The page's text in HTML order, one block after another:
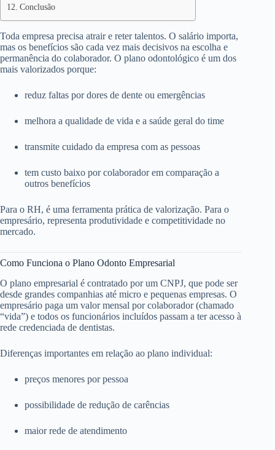
Conclusão
Toda empresa precisa atrair e reter talentos. O salário importa,
mas os benefícios são cada vez mais decisivos na escolha e
permanência do colaborador. O plano odontológico é um dos
mais valorizados porque:
reduz faltas por dores de dente ou emergências
melhora a qualidade de vida e a saúde geral do time
transmite cuidado da empresa com as pessoas
tem custo baixo por colaborador em comparação a
outros benefícios
Para o RH, é uma ferramenta prática de valorização. Para o
empresário, representa produtividade e competitividade no
mercado.
Como Funciona o Plano Odonto Empresarial
O plano empresarial é contratado por um CNPJ, que pode ser
desde grandes companhias até micro e pequenas empresas. O
empresário paga um valor mensal por colaborador (chamado
“vida”) e todos os funcionários incluídos passam a ter acesso à
rede credenciada de dentistas.
Diferenças importantes em relação ao plano individual:
preços menores por pessoa
possibilidade de redução de carências
maior rede de atendimento